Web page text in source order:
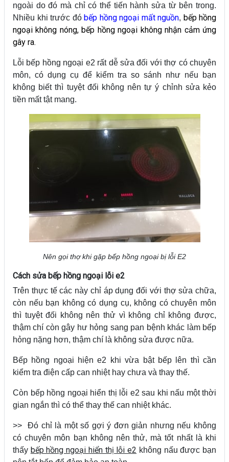
ngoài do đó mà chỉ có thể tiến hành sửa từ bên trong.
Nhiều khi trước đó bếp hồng ngoại mất nguồn, bếp hồng
ngoại không nóng,bếp hồng ngoại không nhận cảm ứng
gây ra.
Lỗi bếp hồng ngoại e2 rất dễ sửa đối với thợ có chuyên
môn, có dụng cụ để kiểm tra so sánh như nếu bạn
không biết thì tuyệt đối không nên tự ý chỉnh sửa kẻo
tiền mất tật mang.
Nên gọi thợ khi gặp bếp hồng ngoại bị lỗi E2
Cách sửa bếp hồng ngoại lỗi e2
Trên thực tế các này chỉ áp dụng đối với thợ sửa chữa,
còn nếu bạn không có dụng cụ, không có chuyên môn
thì tuyệt đối không nên thử vì không chỉ không được,
thậm chí còn gây hư hỏng sang pan bệnh khác làm bếp
hỏng nặng hơn, thậm chí là không sửa được nữa.
Bếp hồng ngoại hiện e2 khi vừa bật bếp lên thì cần
kiểm tra điện cấp can nhiệt hay chưa và thay thế.
Còn bếp hồng ngoại hiển thị lỗi e2 sau khi nấu một thời
gian ngắn thì có thể thay thế can nhiệt khác.
>> Đó chỉ là một số gợi ý đơn giản nhưng nếu không
có chuyên môn bạn không nên thử, mà tốt nhất là khi
thấy bếp hồng ngoại hiển thị lỗi e2 không nấu được bạn